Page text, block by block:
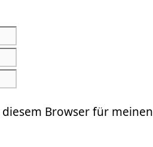
Browser für meinen